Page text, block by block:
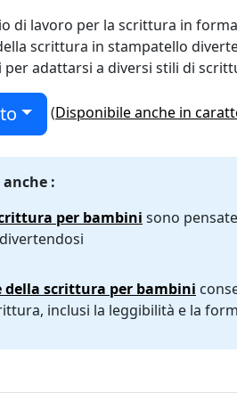
di lavoro per la scrittura in
scrittura in stampatello
adattarsi a diversi stili di
(Disponibile anche in
:
per bambini sono
della scrittura per bambini
inclusi la leggibilità e la